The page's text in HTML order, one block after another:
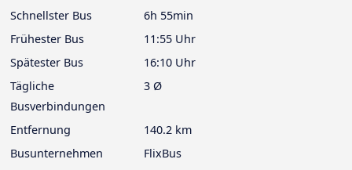
Schnellster Bus
6h 55min
Frühester Bus
11:55 Uhr
Spätester Bus
16:10 Uhr
Tägliche
Busverbindungen
3 Ø
Entfernung
140.2 km
Busunternehmen
FlixBus